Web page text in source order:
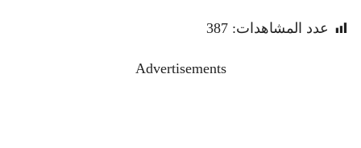
عدد المشاهدات: 387
Advertisements